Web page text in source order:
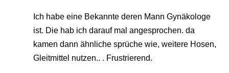
Ich habe eine Bekannte deren Mann Gynäkologe
ist. Die hab ich darauf mal angesprochen. da
kamen dann ähnliche sprüche wie, weitere Hosen,
Gleitmittel nutzen.. . Frustrierend.